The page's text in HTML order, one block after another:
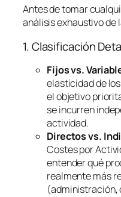
Antes de tomar
análisis exhaustivo de
1. Clasificación
Fijos vs.
elasticidad de
el objetivo
se incurren
actividad.
Directos vs.
Costes por
entender qué
realmente más
(administración,